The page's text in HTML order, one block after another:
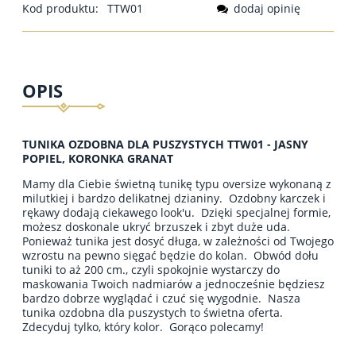
Kod produktu:
TTW01
dodaj opinię
OPIS
TUNIKA OZDOBNA DLA PUSZYSTYCH TTW01 - JASNY
POPIEL, KORONKA GRANAT
Mamy dla Ciebie świetną tunikę typu oversize wykonaną z
milutkiej i bardzo delikatnej dzianiny. Ozdobny karczek i
rękawy dodają ciekawego look'u. Dzięki specjalnej formie,
możesz doskonale ukryć brzuszek i zbyt duże uda.
Ponieważ tunika jest dosyć długa, w zależności od Twojego
wzrostu na pewno sięgać będzie do kolan. Obwód dołu
tuniki to aż 200 cm., czyli spokojnie wystarczy do
maskowania Twoich nadmiarów a jednocześnie będziesz
bardzo dobrze wyglądać i czuć się wygodnie. Nasza
tunika ozdobna dla puszystych to świetna oferta.
Zdecyduj tylko, który kolor. Gorąco polecamy!